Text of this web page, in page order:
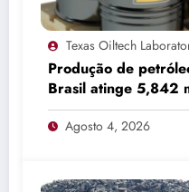
Texas Oiltech
Produção de
Brasil atinge 5,842
junho
Agosto 4, 2026